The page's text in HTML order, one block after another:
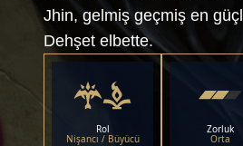
Jhin, gelmiş geçmiş en
Dehşet elbette.
Rol
Nişancı / Büyücü
Zorluk
Orta